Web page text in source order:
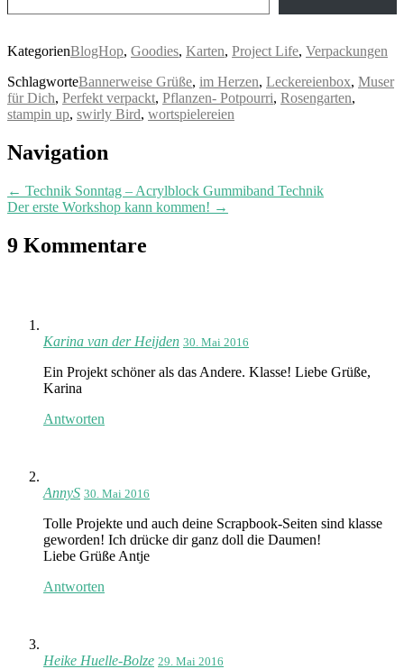
KategorienBlogHop, Goodies, Karten, Project Life, Verpackungen
SchlagworteBannerweise Grüße, im Herzen, Leckereienbox, Muser
für Dich, Perfekt verpackt, Pflanzen- Potpourri, Rosengarten,
stampin up, swirly Bird, wortspielereien
Post
Navigation
← Technik Sonntag – Acrylblock Gummiband Technik
Der erste Workshop kann kommen! →
9 Kommentare
Karina van der Heijden 30. Mai 2016
Ein Projekt schöner als das Andere. Klasse! Liebe Grüße,
Karina
Antworten
AnnyS 30. Mai 2016
Tolle Projekte und auch deine Scrapbook-Seiten sind klasse
geworden! Ich drücke dir ganz doll die Daumen!
Liebe Grüße Antje
Antworten
Heike Huelle-Bolze 29. Mai 2016